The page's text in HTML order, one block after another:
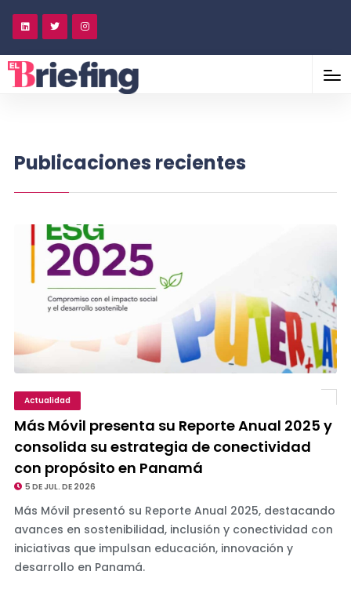
Publicaciones recientes
Actualidad
Más Móvil presenta su Reporte Anual 2025 y
consolida su estrategia de conectividad
con propósito en Panamá
5 DE JUL. DE 2026
Más Móvil presentó su Reporte Anual 2025, destacando
avances en sostenibilidad, inclusión y conectividad con
iniciativas que impulsan educación, innovación y
desarrollo en Panamá.